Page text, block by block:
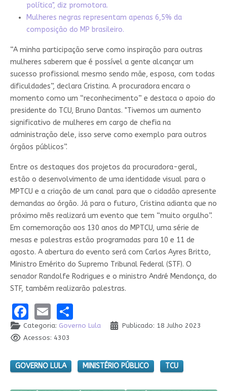
política", diz promotora.
Mulheres negras representam apenas 6,5% da
composição do MP brasileiro.
“A minha participação serve como inspiração para outras
mulheres saberem que é possível a gente alcançar um
sucesso profissional mesmo sendo mãe, esposa, com todas
dificuldades”, declara Cristina. A procuradora encara o
momento como um “reconhecimento” e destaca o apoio do
presidente do TCU, Bruno Dantas. "Tivemos um aumento
significativo de mulheres em cargo de chefia na
administração dele, isso serve como exemplo para outros
órgãos públicos”.
Entre os destaques dos projetos da procuradora-geral,
estão o desenvolvimento de uma identidade visual para o
MPTCU e a criação de um canal para que o cidadão apresente
demandas ao órgão. Já para o futuro, Cristina adianta que no
próximo mês realizará um evento que tem “muito orgulho”.
Em comemoração aos 130 anos do MPTCU, uma série de
mesas e palestras estão programadas para 10 e 11 de
agosto. A abertura do evento será com Carlos Ayres Britto,
Ministro Emérito do Supremo Tribunal Federal (STF). O
senador Randolfe Rodrigues e o ministro André Mendonça, do
STF, também realizarão palestras.
Facebook
EmailShare
Categoria: Governo Lula
Publicado: 18 Julho 2023
Acessos: 4303
GOVERNO LULA MINISTÉRIO PÚBLICO TCU